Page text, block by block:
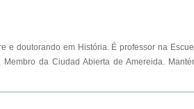
e doutorando em História. É professor na
da Ciudad Abierta de Amereida.